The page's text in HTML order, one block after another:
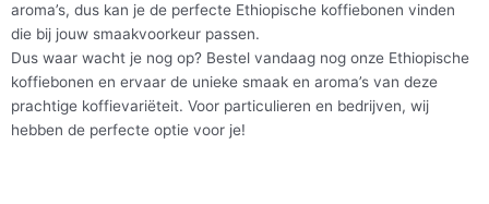
aroma’s, dus kan je de perfecte Ethiopische koffiebonen vinden
die bij jouw smaakvoorkeur passen.
Dus waar wacht je nog op? Bestel vandaag nog onze Ethiopische
koffiebonen en ervaar de unieke smaak en aroma’s van deze
prachtige koffievariëteit. Voor particulieren en bedrijven, wij
hebben de perfecte optie voor je!